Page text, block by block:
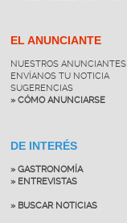
EL ANUNCIANTE
NUESTROS ANUNCIANTES
ENVÍANOS TU NOTICIA
SUGERENCIAS
» CÓMO ANUNCIARSE
DE INTERÉS
» GASTRONOMÍA
» ENTREVISTAS
» BUSCAR NOTICIAS